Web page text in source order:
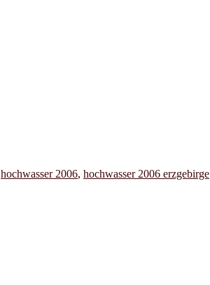
hochwasser 2006, hochwasser 2006 erzgebirge